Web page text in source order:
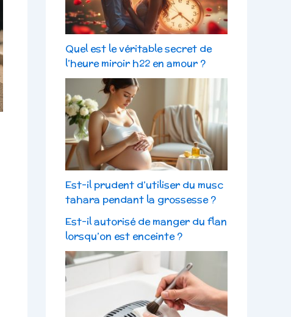
Quel est le véritable secret de
l’heure miroir h22 en amour ?
Est-il prudent d’utiliser du musc
tahara pendant la grossesse ?
Est-il autorisé de manger du flan
lorsqu’on est enceinte ?